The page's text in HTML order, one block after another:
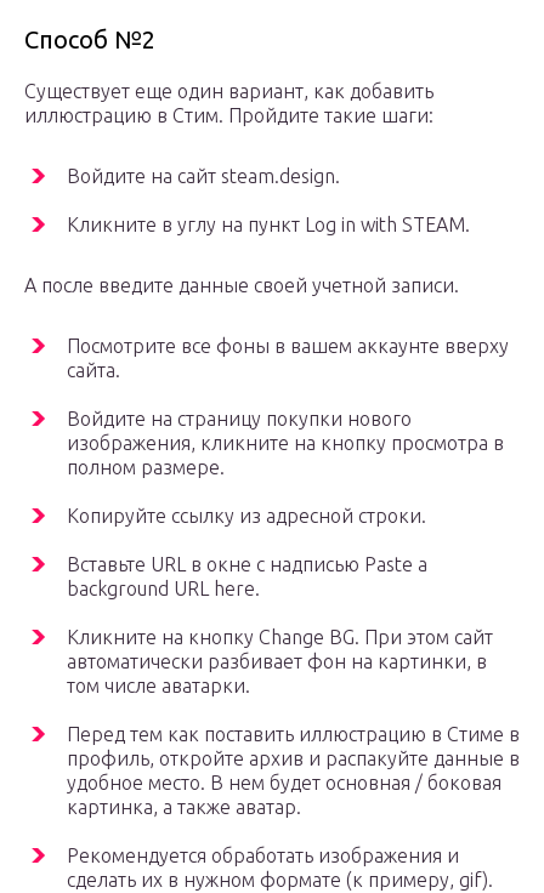
Способ №2
Существует еще один вариант, как добавить
иллюстрацию в Стим. Пройдите такие шаги:
Войдите на сайт steam.design.
Кликните в углу на пункт Log in with STEAM.
А после введите данные своей учетной записи.
Посмотрите все фоны в вашем аккаунте вверху
сайта.
Войдите на страницу покупки нового
изображения, кликните на кнопку просмотра в
полном размере.
Копируйте ссылку из адресной строки.
Вставьте URL в окне с надписью Paste a
background URL here.
Кликните на кнопку Change BG. При этом сайт
автоматически разбивает фон на картинки, в
том числе аватарки.
Перед тем как поставить иллюстрацию в Стиме в
профиль, откройте архив и распакуйте данные в
удобное место. В нем будет основная / боковая
картинка, а также аватар.
Рекомендуется обработать изображения и
сделать их в нужном формате (к примеру, gif).